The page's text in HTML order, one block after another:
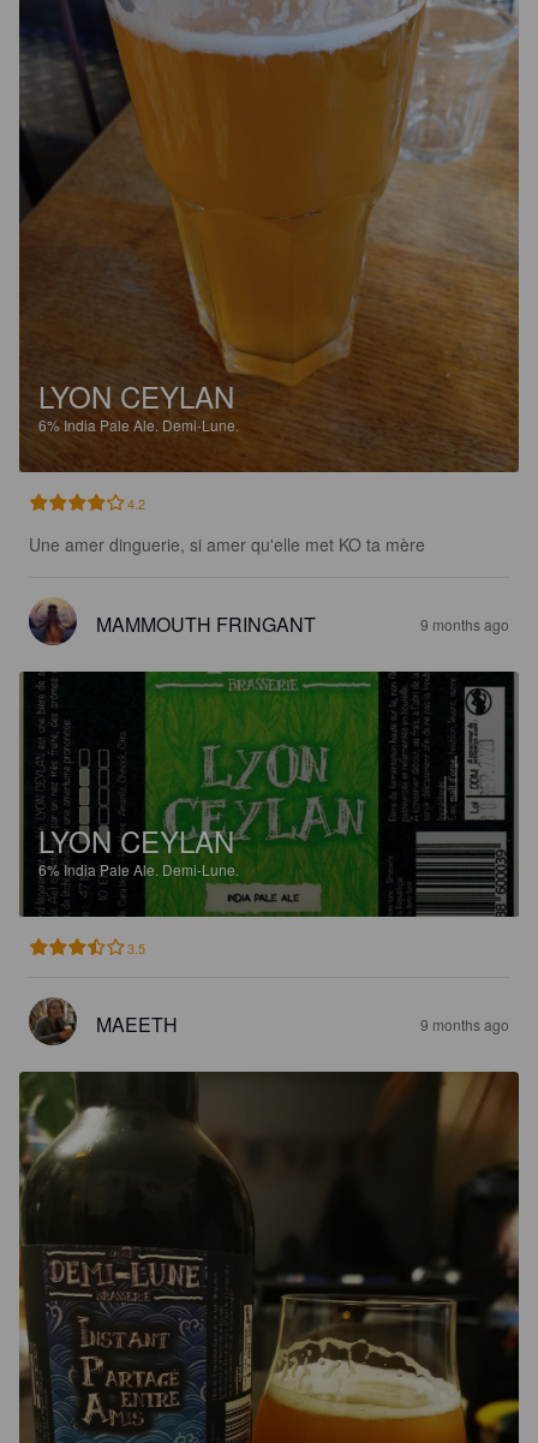
LYON CEYLAN
6% India Pale Ale. Demi-Lune.
4.2
Une amer dinguerie, si amer qu'elle met KO ta mère
MAMMOUTH FRINGANT 9 months ago
LYON CEYLAN
6%India Pale Ale. Demi-Lune.
3.5
MAEETH 9 months ago